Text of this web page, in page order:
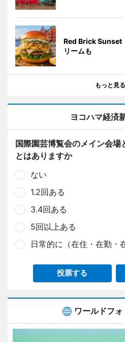
Red Brick Sunset
リームも
もっと見る
ヨコハマ経済
国際園芸博覧会のメイン会場
とはありますか
ない
1.2回ある
3.4回ある
5回以上ある
日常的に（在住・在勤・
投票する
ワールドフ